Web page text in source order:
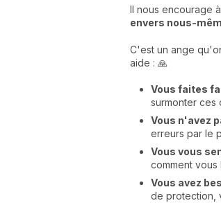
Il nous encourage
envers nous-
C'est un ange
aide : 🙏
Vous faites
surmonter ces
Vous n'avez
erreurs par le
Vous vous
comment
Vous avez
de protection,